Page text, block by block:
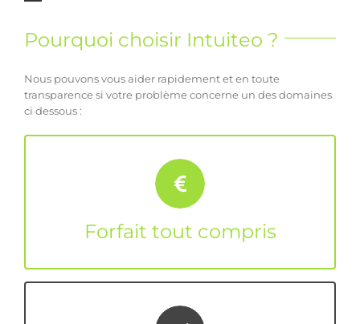
Pourquoi choisir Intuiteo ?
Nous pouvons vous aider rapidement et en toute
transparence si votre problème concerne un des domaines
ci dessous :
Forfait tout compris
Nos forfaits vous évitent toute
mauvaise surprise